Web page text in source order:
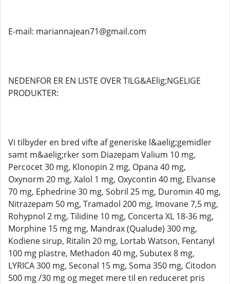
E-mail: mariannajean71@gmail.com
NEDENFOR ER EN LISTE OVER TILG&AElig;NGELIGE
PRODUKTER:
Vi tilbyder en bred vifte af generiske l&aelig;gemidler
samt m&aelig;rker som Diazepam Valium 10 mg,
Percocet 30 mg, Klonopin 2 mg, Opana 40 mg,
Oxynorm 20 mg, Xalol 1 mg, Oxycontin 40 mg, Elvanse
70 mg, Ephedrine 30 mg, Sobril 25 mg, Duromin 40 mg,
Nitrazepam 50 mg, Tramadol 200 mg, Imovane 7,5 mg,
Rohypnol 2 mg, Tilidine 10 mg, Concerta XL 18-36 mg,
Morphine 15 mg mg, Mandrax (Qualude) 300 mg,
Kodiene sirup, Ritalin 20 mg, Lortab Watson, Fentanyl
100 mg plastre, Methadon 40 mg, Subutex 8 mg,
LYRICA 300 mg, Seconal 15 mg, Soma 350 mg, Citodon
500 mg /30 mg og meget mere til en reduceret pris